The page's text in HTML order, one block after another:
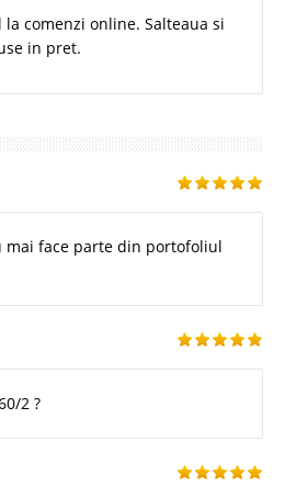
comenzi online. Salteaua si
in pret.
mai face parte din portofoliul
2 ?